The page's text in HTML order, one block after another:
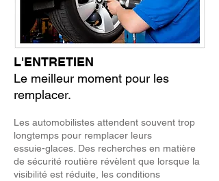
L'ENTRETIEN
Le meilleur moment pour les
remplacer.
Les automobilistes attendent souvent trop
longtemps pour remplacer leurs
essuie-glaces. Des recherches en matière
de sécurité routière révèlent que lorsque la
visibilité est réduite, les conditions